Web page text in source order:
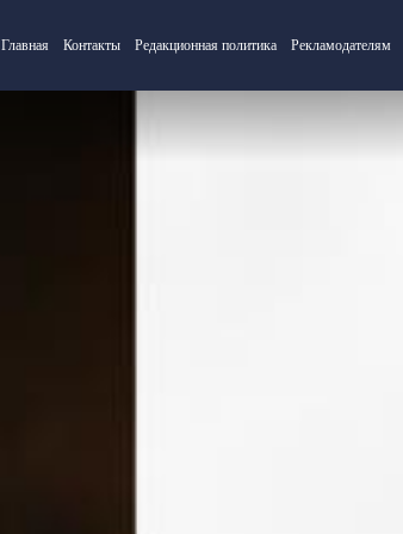
Главная Контакты Редакционная политика Рекламодателям